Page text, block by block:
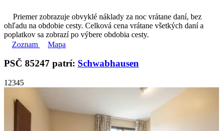
Priemer zobrazuje obvyklé náklady za noc vrátane daní, bez
ohľadu na obdobie cesty. Celková cena vrátane všetkých daní a
poplatkov sa zobrazí po výbere obdobia cesty.
Zoznam
Mapa
PSČ 85247 patrí: Schwabhausen
1 2345